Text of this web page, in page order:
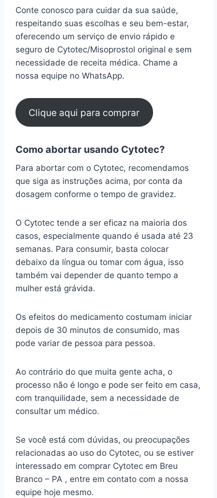
Conte conosco para cuidar da sua saúde,
respeitando suas escolhas e seu bem-estar,
oferecendo um serviço de envio rápido e
seguro de Cytotec/Misoprostol original e sem
necessidade de receita médica. Chame a
nossa equipe no WhatsApp.
Clique aqui para comprar
Como abortar usando Cytotec?
Para abortar com o Cytotec, recomendamos
que siga as instruções acima, por conta da
dosagem conforme o tempo de gravidez.
O Cytotec tende a ser eficaz na maioria dos
casos, especialmente quando é usada até 23
semanas. Para consumir, basta colocar
debaixo da língua ou tomar com água, isso
também vai depender de quanto tempo a
mulher está grávida.
Os efeitos do medicamento costumam iniciar
depois de 30 minutos de consumido, mas
pode variar de pessoa para pessoa.
Ao contrário do que muita gente acha, o
processo não é longo e pode ser feito em casa,
com tranquilidade, sem a necessidade de
consultar um médico.
Se você está com dúvidas, ou preocupações
relacionadas ao uso do Cytotec, ou se estiver
interessado em comprar Cytotec em Breu
Branco – PA , entre em contato com a nossa
equipe hoje mesmo.